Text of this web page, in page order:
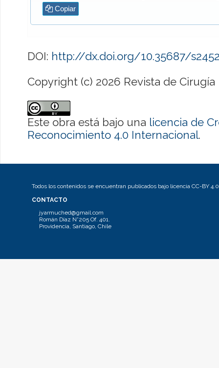
Copiar
DOI: http://dx.doi.org/10.35687/
Copyright (c) 2026 Revista de Cirugía
Este obra está bajo una licencia de
Reconocimiento 4.0 Internacional.
Todos los contenidos se encuentran publicados bajo licencia CC-BY 4.0
CONTACTO
jyarmuched@gmail.com
Román Díaz N°205 Of. 401.
Providencia, Santiago, Chile